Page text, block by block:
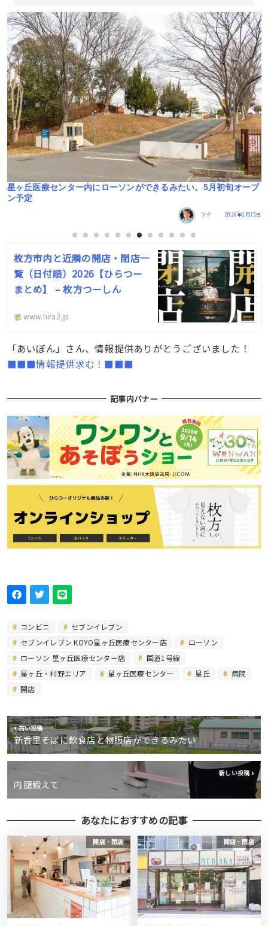
星ヶ丘医療センター内にローソンができるみたい。5月初旬オープ
ン予定
フク 2026年2月15日
枚方市内と近隣の開店・閉店一
覧（日付順）2026【ひらつー
まとめ】 – 枚方つーしん
www.hira2.jp
「あいぼん」さん、情報提供ありがとうございました！
■■■情報提供求む！■■■
記事内バナー
コンビニ
セブンイレブン
セブンイレブン KOYO星ヶ丘医療センター店
ローソン
ローソン 星ヶ丘医療センター店
国道1号線
星ヶ丘・村野エリア
星ヶ丘医療センター 星丘
病院
開店
古い投稿
新香里そばに飲食店と物販店ができるみたい
新しい投稿
内腿鍛えて
あなたにおすすめの記事
開店・閉店 開店・閉店